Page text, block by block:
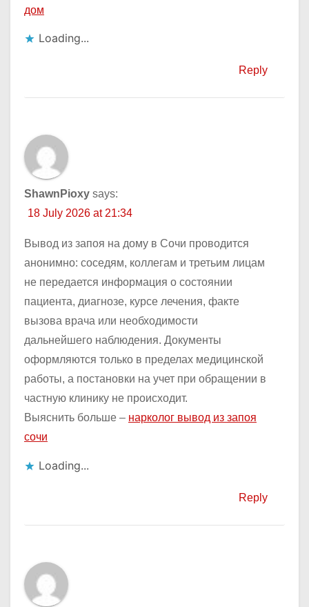
дом
Loading...
Reply
ShawnPioxy says:
18 July 2026 at 21:34
Вывод из запоя на дому в Сочи проводится
анонимно: соседям, коллегам и третьим лицам
не передается информация о состоянии
пациента, диагнозе, курсе лечения, факте
вызова врача или необходимости
дальнейшего наблюдения. Документы
оформляются только в пределах медицинской
работы, а постановки на учет при обращении в
частную клинику не происходит.
Выяснить больше – нарколог вывод из запоя
сочи
Loading...
Reply